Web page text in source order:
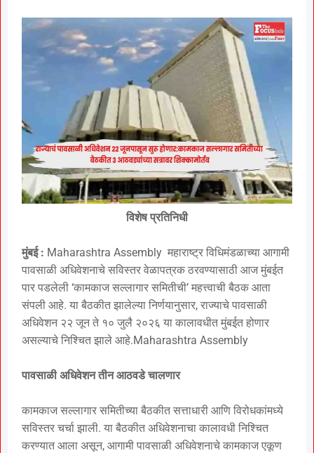
विशेष प्रतिनिधी
मुंबई : Maharashtra Assembly महाराष्ट्र विधिमंडळाच्या आगामी
पावसाळी अधिवेशनाचे सविस्तर वेळापत्रक ठरवण्यासाठी आज मुंबईत
पार पडलेली ‘कामकाज सल्लागार समितीची’ महत्त्वाची बैठक आता
संपली आहे. या बैठकीत झालेल्या निर्णयानुसार, राज्याचे पावसाळी
अधिवेशन २२ जून ते १० जुलै २०२६ या कालावधीत मुंबईत होणार
असल्याचे निश्चित झाले आहे.Maharashtra Assembly
पावसाळी अधिवेशन तीन आठवडे चालणार
कामकाज सल्लागार समितीच्या बैठकीत सत्ताधारी आणि विरोधकांमध्ये
सविस्तर चर्चा झाली. या बैठकीत अधिवेशनाचा कालावधी निश्चित
करण्यात आला असून, आगामी पावसाळी अधिवेशनाचे कामकाज एकूण